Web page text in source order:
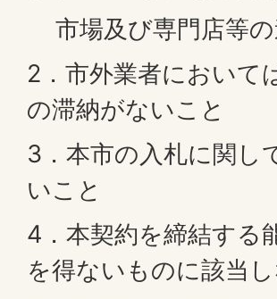
市場及び専門店等
2．市外業者において
の滞納がないこと
3．本市の入札に関し
いこと
4．本契約を締結する
を得ないものに該当